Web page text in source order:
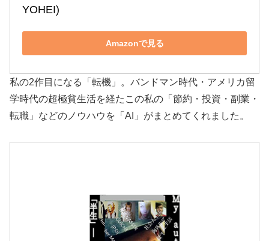
YOHEI)
Amazonで見る
私の2作目になる「転機」。バンドマン時代・アメリカ留
学時代の超極貧生活を経たこの私の「節約・投資・副業・
転職」などのノウハウを「AI」がまとめてくれました。